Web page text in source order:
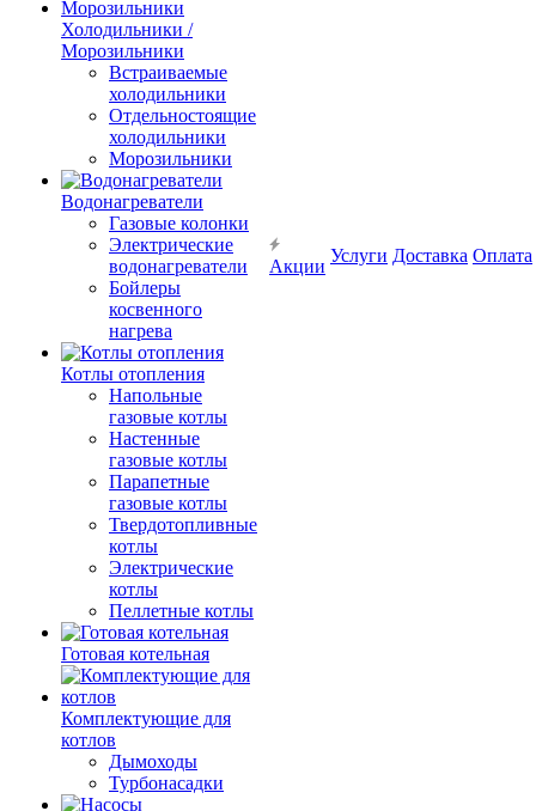
Холодильники /
Морозильники
Встраиваемые
холодильники
Отдельностоящие
холодильники
Морозильники
Водонагреватели
Газовые колонки
Электрические
водонагреватели
Бойлеры
косвенного
нагрева
Котлы отопления
Напольные
газовые котлы
Настенные
газовые котлы
Парапетные
газовые котлы
Твердотопливные
котлы
Электрические
котлы
Пеллетные котлы
Готовая котельная
Комплектующие для
котлов
Дымоходы
Турбонасадки
Акции
Услуги Доставка Оплата